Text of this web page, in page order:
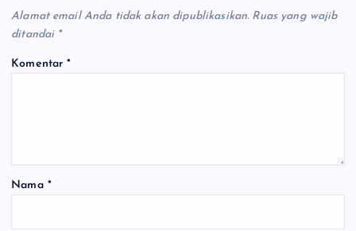
Alamat email Anda tidak akan dipublikasikan. Ruas yang wajib
ditandai *
Komentar*
Nama *